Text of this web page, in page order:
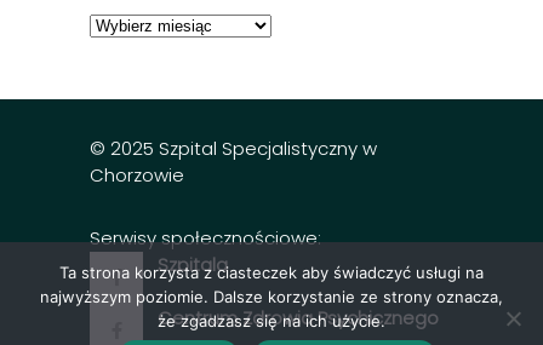
Dobry posiłek z dnia 23.12.2025 r.
miesięczne
© 2025 Szpital Specjalistyczny w
Chorzowie
Serwisy społecznościowe:
Szpitala
Centrum Zdrowia Psychicznego
Ta strona korzysta z ciasteczek aby świadczyć usługi na
najwyższym poziomie. Dalsze korzystanie ze strony oznacza,
że zgadzasz się na ich użycie.